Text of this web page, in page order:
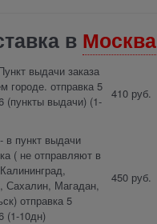
в Москва
выдачи заказа
городе. отправка 5
(пункты выдачи) (1-
410 руб.
пункт выдачи
( не отправляют в
Сахалин, Магадан,
отправка 5
(1-10дн)
450 руб.